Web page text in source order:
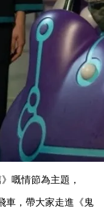
嘅情節為主題，
車，帶大家走進《鬼